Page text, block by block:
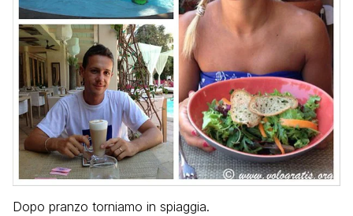
Dopo pranzo torniamo in spiaggia.